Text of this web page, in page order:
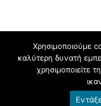
Πνευματικά
Χρησιμοποιούμε
καλύτερη δυνατή
χρησιμοποιείτε